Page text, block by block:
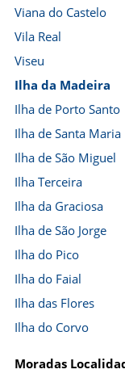
Viana do Castelo
Vila Real
Viseu
Ilha da Madeira
Ilha de Porto Santo
Ilha de Santa Maria
Ilha de São Miguel
Ilha Terceira
Ilha da Graciosa
Ilha de São Jorge
Ilha do Pico
Ilha do Faial
Ilha das Flores
Ilha do Corvo
Moradas